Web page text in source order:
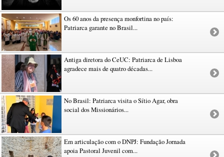
Os 60 anos da presença monfortina no país:
Patriarca garante no Brasil...
Antiga diretora do CeUC: Patriarca de Lisboa
agradece mais de quatro décadas...
No Brasil: Patriarca visita o Sítio Agar, obra
social dos Missionários...
Em articulação com o DNPJ: Fundação Jornada
apoia Pastoral Juvenil com...